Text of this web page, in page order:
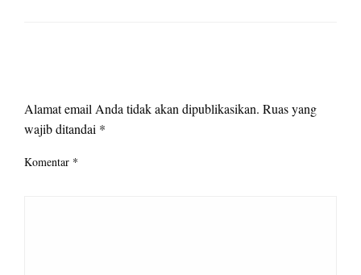
Alamat email Anda tidak akan dipublikasikan. Ruas yang
wajib ditandai *
Komentar *